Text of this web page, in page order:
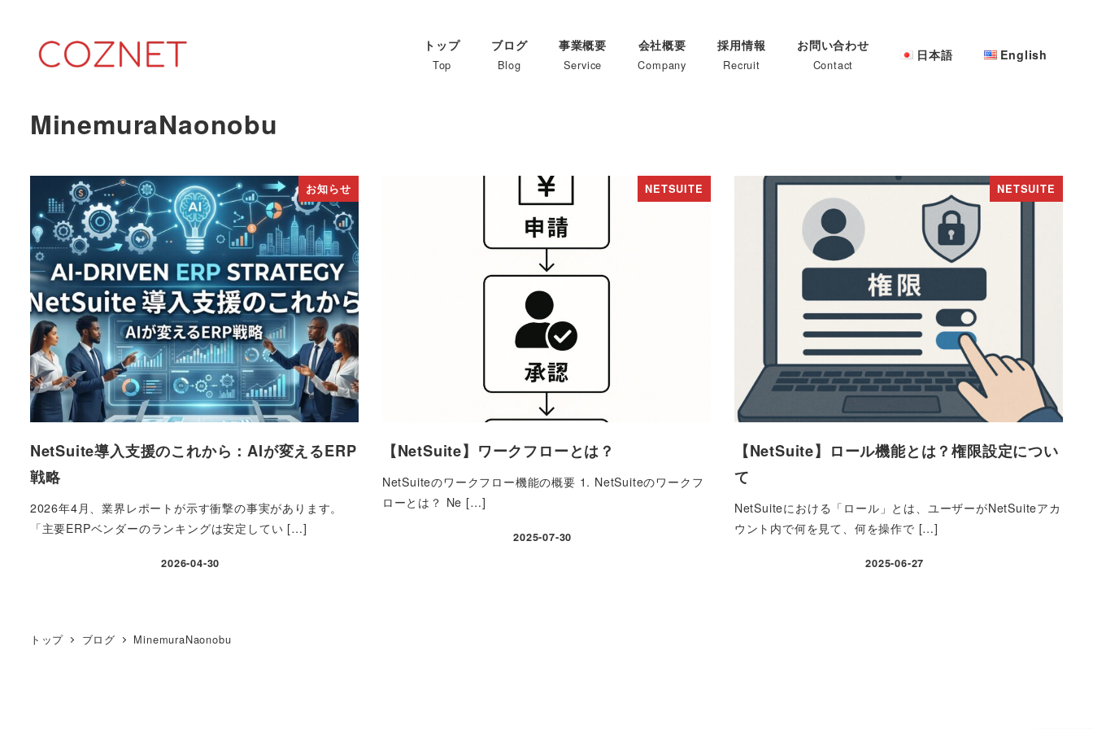
トップ
Top
ブログ
Blog
事業概要
Service
会社概要
Company
採用情報
Recruit
お問い合わせ
Contact
日本語 English
MinemuraNaonobu
お知らせ
NetSuite導入支援のこれから：AIが変えるERP
戦略
2026年4月、業界レポートが示す衝撃の事実があります。
「主要ERPベンダーのランキングは安定してい […]
投稿日
2026-04-30
NETSUITE
【NetSuite】ワークフローとは？
NetSuiteのワークフロー機能の概要 1. NetSuiteのワークフ
ローとは？ Ne […]
投稿日
2025-07-30
NETSUITE
【NetSuite】ロール機能とは？権限設定につい
て
NetSuiteにおける「ロール」とは、ユーザーがNetSuiteアカ
ウント内で何を見て、何を操作で […]
投稿日
2025-06-27
トップ ブログ MinemuraNaonobu